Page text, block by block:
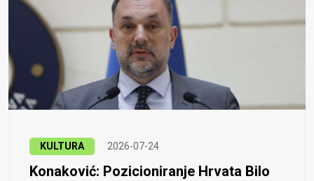
KULTURA 2026-07-24
Konaković: Pozicioniranje Hrvata Bilo